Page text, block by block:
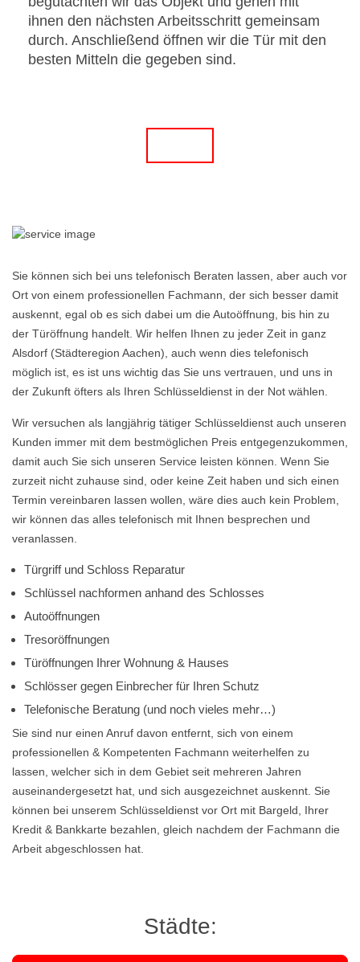
ihnen den nächsten Arbeitsschritt gemeinsam
durch. Anschließend öffnen wir die Tür mit den
besten Mitteln die gegeben sind.
Sie können sich bei uns telefonisch Beraten lassen, aber auch vor
Ort von einem professionellen Fachmann, der sich besser damit
auskennt, egal ob es sich dabei um die Autoöffnung, bis hin zu
der Türöffnung handelt. Wir helfen Ihnen zu jeder Zeit in ganz
Alsdorf (Städteregion Aachen), auch wenn dies telefonisch
möglich ist, es ist uns wichtig das Sie uns vertrauen, und uns in
der Zukunft öfters als Ihren Schlüsseldienst in der Not wählen.
Wir versuchen als langjährig tätiger Schlüsseldienst auch unseren
Kunden immer mit dem bestmöglichen Preis entgegenzukommen,
damit auch Sie sich unseren Service leisten können. Wenn Sie
zurzeit nicht zuhause sind, oder keine Zeit haben und sich einen
Termin vereinbaren lassen wollen, wäre dies auch kein Problem,
wir können das alles telefonisch mit Ihnen besprechen und
veranlassen.
Türgriff und Schloss Reparatur
Schlüssel nachformen anhand des Schlosses
Autoöffnungen
Tresoröffnungen
Türöffnungen Ihrer Wohnung & Hauses
Schlösser gegen Einbrecher für Ihren Schutz
Telefonische Beratung (und noch vieles mehr…)
Sie sind nur einen Anruf davon entfernt, sich von einem
professionellen & Kompetenten Fachmann weiterhelfen zu
lassen, welcher sich in dem Gebiet seit mehreren Jahren
auseinandergesetzt hat, und sich ausgezeichnet auskennt. Sie
können bei unserem Schlüsseldienst vor Ort mit Bargeld, Ihrer
Kredit & Bankkarte bezahlen, gleich nachdem der Fachmann die
Arbeit abgeschlossen hat.
Städte: